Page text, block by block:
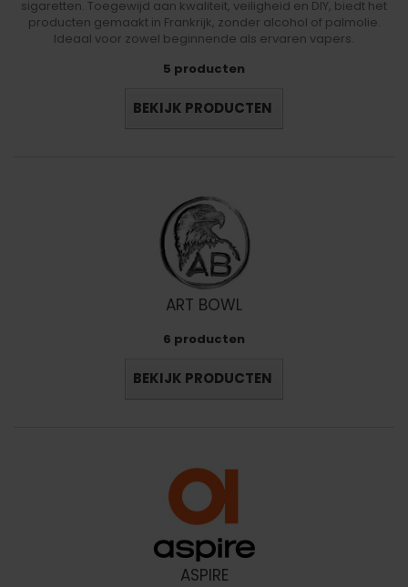
sigaretten. Toegewijd aan kwaliteit, veiligheid en DIY, biedt het
producten gemaakt in Frankrijk, zonder alcohol of palmolie.
Ideaal voor zowel beginnende als ervaren vapers.
5 producten
BEKIJK PRODUCTEN
ART BOWL
6 producten
BEKIJK PRODUCTEN
ASPIRE